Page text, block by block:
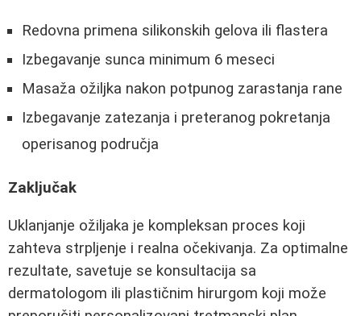
Redovna primena silikonskih gelova ili flastera
Izbegavanje sunca minimum 6 meseci
Masaža ožiljka nakon potpunog zarastanja rane
Izbegavanje zatezanja i preteranog pokretanja
operisanog područja
Zaključak
Uklanjanje ožiljaka je kompleksan proces koji
zahteva strpljenje i realna očekivanja. Za optimalne
rezultate, savetuje se konsultacija sa
dermatologom ili plastičnim hirurgom koji može